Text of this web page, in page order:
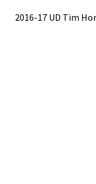
2016-17 UD Tim